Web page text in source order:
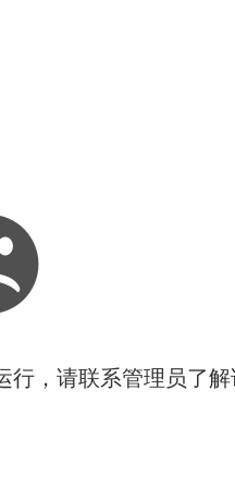
行，请联系管理员了